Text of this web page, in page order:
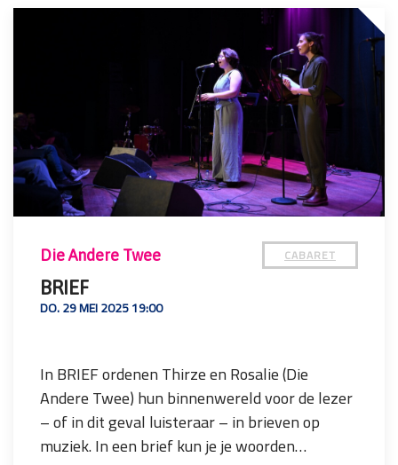
Die Andere Twee
BRIEF
DO. 29 MEI 2025 19:00
CABARET
In BRIEF ordenen Thirze en Rosalie (Die
Andere Twee) hun binnenwereld voor de lezer
– of in dit geval luisteraar – in brieven op
muziek. In een brief kun je je woorden